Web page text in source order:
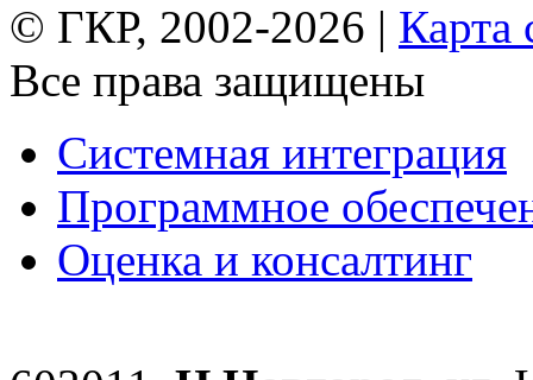
© ГКР, 2002-2026 | Карта
Все права защищены
Системная интеграция
Программное
Оценка и консалтинг